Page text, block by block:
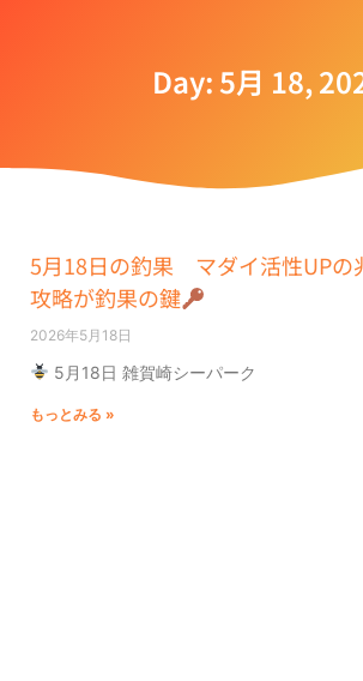
Day: 5月 18,
5月18日の釣果 マダイ活性UPの
攻略が釣果の鍵
2026年5月18日
5月18日 雑賀崎シーパーク
もっとみる »